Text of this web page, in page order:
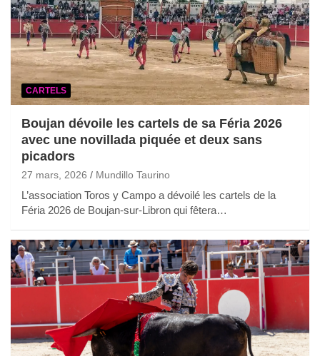
CARTELS
Boujan dévoile les cartels de sa Féria 2026
avec une novillada piquée et deux sans
picadors
27 mars, 2026 Mundillo Taurino
L’association Toros y Campo a dévoilé les cartels de la
Féria 2026 de Boujan-sur-Libron qui fêtera…